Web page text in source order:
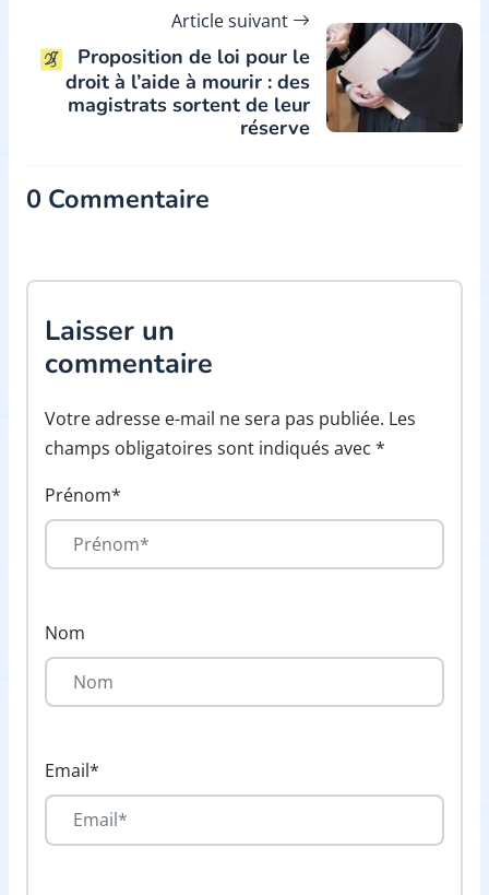
Article suivant
Proposition de loi pour le
droit à l’aide à mourir : des
magistrats sortent de leur
réserve
0 Commentaire
Laisser un
commentaire
Votre adresse e-mail ne sera pas publiée. Les
champs obligatoires sont indiqués avec *
Prénom*
Nom
Email*